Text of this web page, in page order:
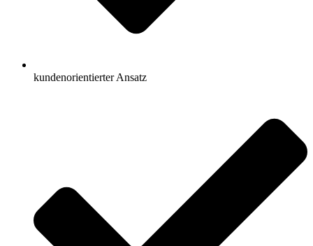
kundenorientierter Ansatz